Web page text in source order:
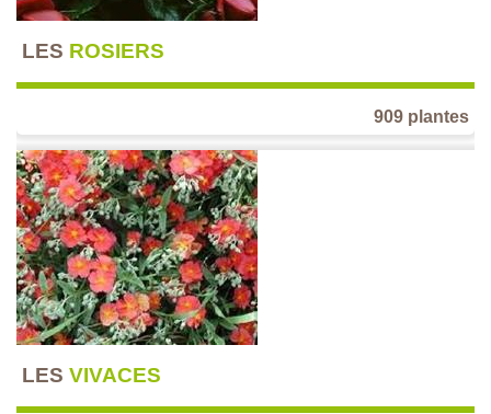
LES ROSIERS
909 plantes
LES VIVACES